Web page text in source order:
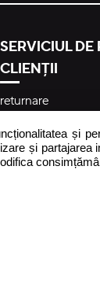
SERVICIUL DE
CLIENȚII
returnare
contact
reclamații
și
și